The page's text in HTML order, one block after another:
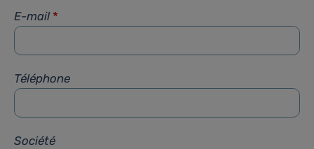
E-mail *
Téléphone
Société